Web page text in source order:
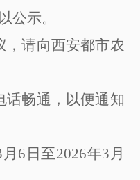
公示。
，请向西安都市农
话畅通，以便通知
月 6 日至2026年3 月